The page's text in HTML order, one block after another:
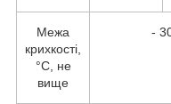
Межа
крихкості,
°C, не
вище
-